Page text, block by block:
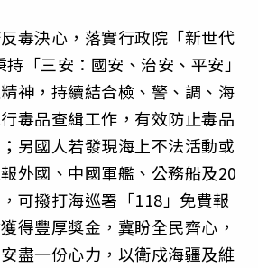
毒決心，落實行政院「新世代
「三安：國安、治安、平安」
神，持續結合檢、警、調、海
毒品查緝工作，有效防止毒品
另國人若發現海上不法活動或
外國、中國軍艦、公務船及20
可撥打海巡署「118」免費報
得豐厚獎金，冀盼全民齊心，
盡一份心力，以衛戍海疆及維